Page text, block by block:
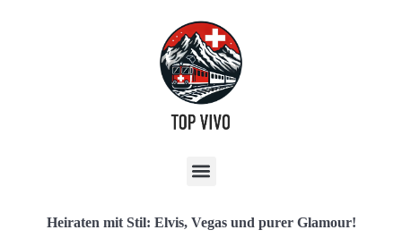
Heiraten mit Stil: Elvis, Vegas und purer Glamour!